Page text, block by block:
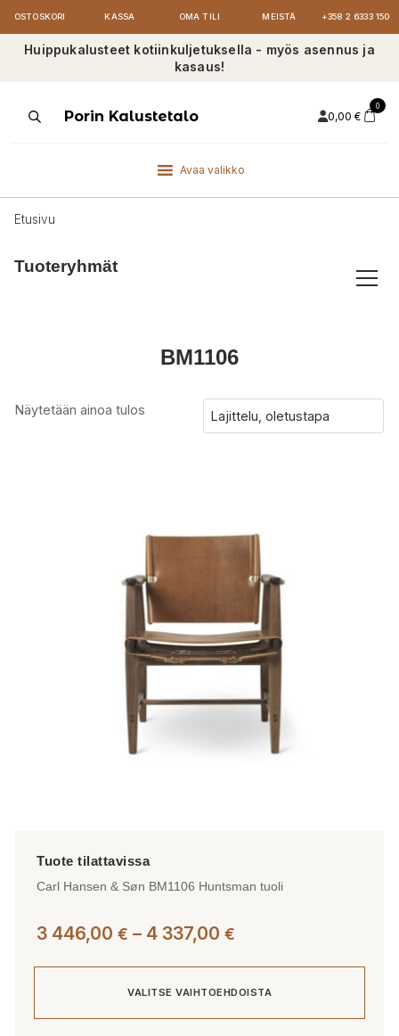
OSTOSKORI KASSA OMA TILI MEISTÄ +358 2 6333 150
Huippukalusteet kotiinkuljetuksella - myös asennus ja
kasaus!
ProductsPorin Kalustetalo 0,00 €
0
Avaa valikko
Etusivu
Tuoteryhmät
BM1106
Näytetään ainoa tulos
Carl Hansen & Søn BM1106 Huntsman tuoli
3 446,00 € – 4 337,00 €
-
4
VALITSE VAIHTOEHDOISTA